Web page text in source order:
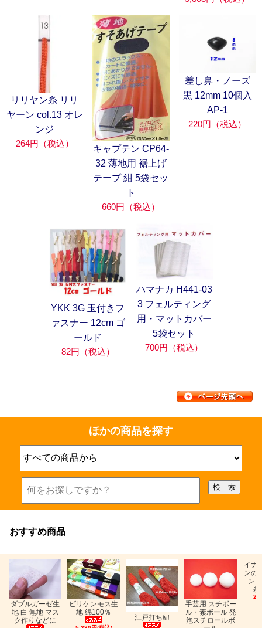
リリヤン糸 リリ
ヤーン col.13 オレ
ンジ
264円（税込）
キャプテン CP64-
32 薄地用 裾上げ
テープ 紺 5袋セッ
ト
660円（税込）
差し鼻・ノーズ
黒 12mm 10個入
AP-1
220円（税込）
YKK 3G 玉付きフ
ァスナー 12cm ゴ
ールド
82円（税込）
ハマナカ H441-03
3 フェルティング
用・マットカバー
5袋セット
700円（税込）
ほかの商品を探す
おすすめ商品
ダブルガーゼ生
地 白 無地 マス
ク作りなどに
ビリケンモス生
地 綿100％
江戸打ち紐
手芸用 スチボー
ル・素ボール 発
泡スチロールボ
イナ
ンの
ン
糸